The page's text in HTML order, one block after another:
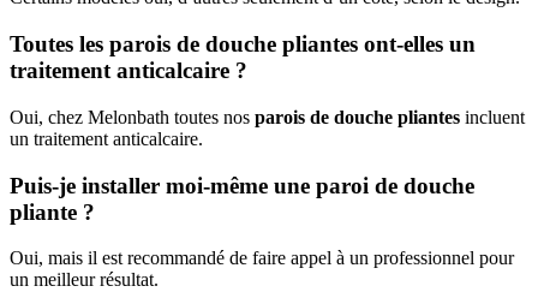
Toutes les parois de douche pliantes ont-elles un
traitement anticalcaire ?
Oui, chez Melonbath toutes nos parois de douche pliantes incluent
un traitement anticalcaire.
Puis-je installer moi-même une paroi de douche
pliante ?
Oui, mais il est recommandé de faire appel à un professionnel pour
un meilleur résultat.